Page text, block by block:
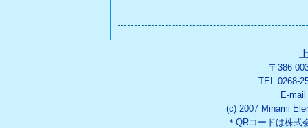
〒386-
TEL 0268-
E-mail
(c) 2007 Minami
＊QRコードは株式